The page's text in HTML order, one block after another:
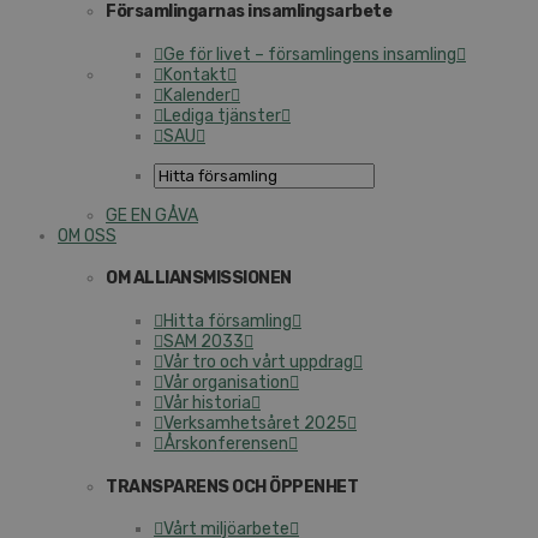
Församlingarnas insamlingsarbete
Ge för livet – församlingens insamling
Kontakt
Kalender
Lediga tjänster
SAU
GE EN GÅVA
OM OSS
OM ALLIANSMISSIONEN
Hitta församling
SAM 2033
Vår tro och vårt uppdrag
Vår organisation
Vår historia
Verksamhetsåret 2025
Årskonferensen
TRANSPARENS OCH ÖPPENHET
Vårt miljöarbete